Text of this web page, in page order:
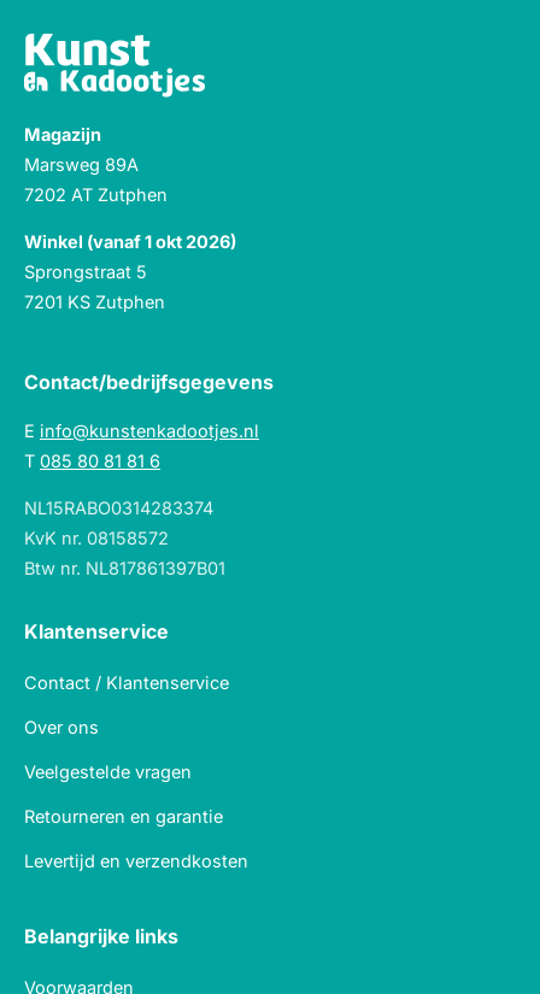
Magazijn
Marsweg 89A
7202 AT Zutphen
Winkel (vanaf 1 okt 2026)
Sprongstraat 5
7201 KS Zutphen
Contact/bedrijfsgegevens
E info@kunstenkadootjes.nl
T 085 80 81 81 6
NL15RABO0314283374
KvK nr. 08158572
Btw nr. NL817861397B01
Klantenservice
Contact / Klantenservice
Over ons
Veelgestelde vragen
Retourneren en garantie
Levertijd en verzendkosten
Belangrijke links
Voorwaarden